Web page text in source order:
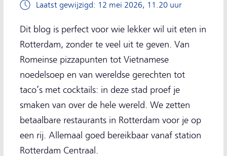
Laatst gewijzigd: 12 mei 2026, 11.20 uur
Dit blog is perfect voor wie lekker wil uit eten in
Rotterdam, zonder te veel uit te geven. Van
Romeinse pizzapunten tot Vietnamese
noedelsoep en van wereldse gerechten tot
taco’s met cocktails: in deze stad proef je
smaken van over de hele wereld. We zetten
betaalbare restaurants in Rotterdam voor je op
een rij. Allemaal goed bereikbaar vanaf station
Rotterdam Centraal.